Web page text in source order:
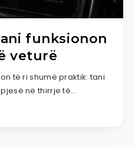
funksionon
veturë
të ri shumë praktik: tani
në thirrje të…